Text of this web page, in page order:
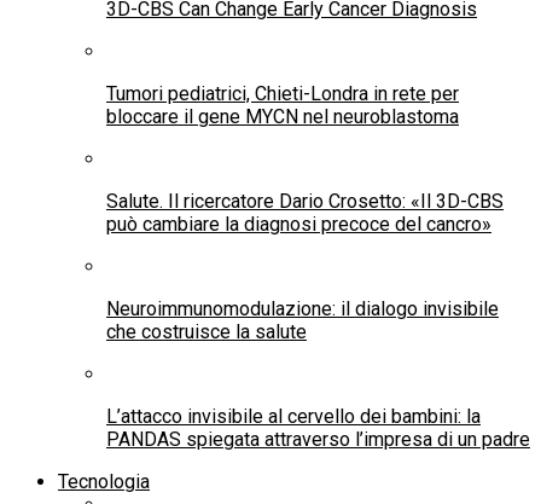
3D-CBS Can Change Early Cancer Diagnosis
Tumori pediatrici, Chieti-Londra in rete per
bloccare il gene MYCN nel neuroblastoma
Salute. Il ricercatore Dario Crosetto: «Il 3D-CBS
può cambiare la diagnosi precoce del cancro»
Neuroimmunomodulazione: il dialogo invisibile
che costruisce la salute
L’attacco invisibile al cervello dei bambini: la
PANDAS spiegata attraverso l’impresa di un padre
Tecnologia